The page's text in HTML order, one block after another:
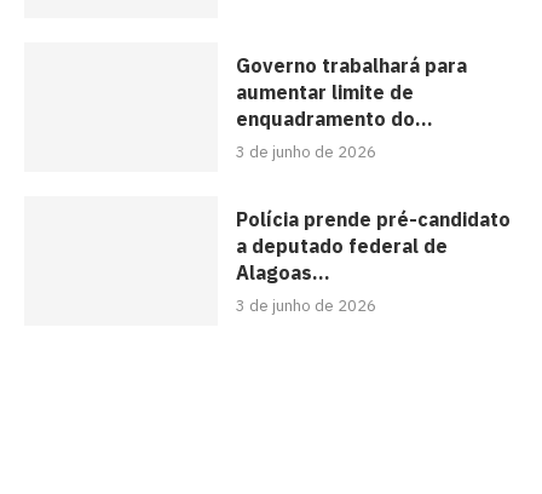
Governo trabalhará para
aumentar limite de
enquadramento do...
3 de junho de 2026
Polícia prende pré-candidato
a deputado federal de
Alagoas...
3 de junho de 2026